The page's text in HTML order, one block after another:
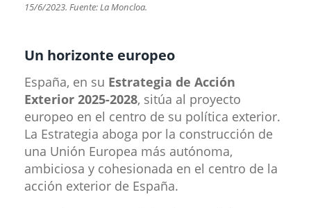
15/6/2023. Fuente: La Moncloa.
Un horizonte europeo
España, en su Estrategia de Acción
Exterior 2025-2028, sitúa al proyecto
europeo en el centro de su política exterior.
La Estrategia aboga por la construcción de
una Unión Europea más autónoma,
ambiciosa y cohesionada en el centro de la
acción exterior de España.